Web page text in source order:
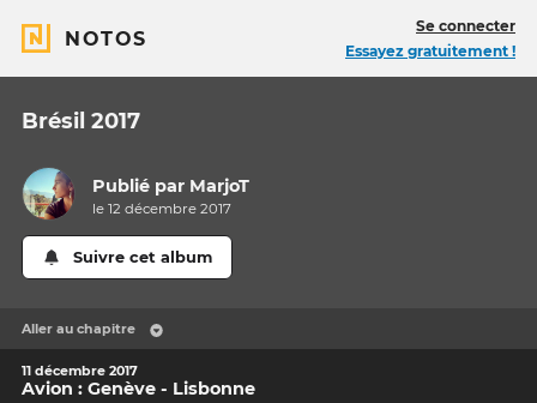
NOTOS
Se connecter
Essayez gratuitement !
Brésil 2017
Publié par MarjoT
le 12 décembre 2017
Suivre cet album
Aller au chapitre
11 décembre 2017
Avion : Genève - Lisbonne